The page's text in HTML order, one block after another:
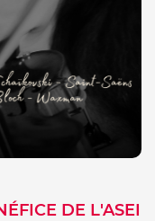
DE L'ASEI